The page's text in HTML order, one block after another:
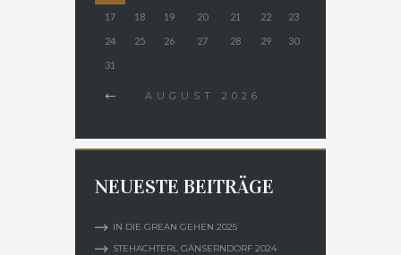
17 18 19 20 21 22 23
24 25 26 27 28 29 30
31
AUGUST 2026
NEUESTE BEITRÄGE
IN DIE GREAN GEHEN 2025
STEHACHTERL GÄNSERNDORF 2024